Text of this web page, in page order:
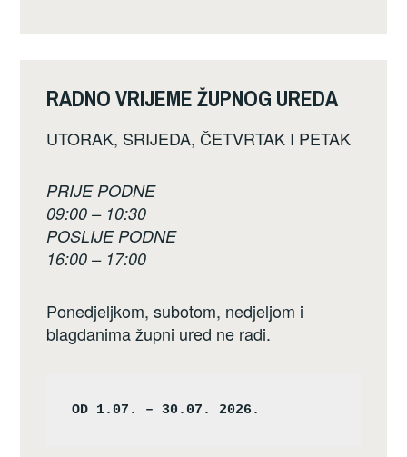
RADNO VRIJEME ŽUPNOG UREDA
UTORAK, SRIJEDA, ČETVRTAK I PETAK
PRIJE PODNE
09:00 – 10:30
POSLIJE PODNE
16:00 – 17:00
Ponedjeljkom, subotom, nedjeljom i
blagdanima župni ured ne radi.
OD 1.07. – 30.07. 2026.